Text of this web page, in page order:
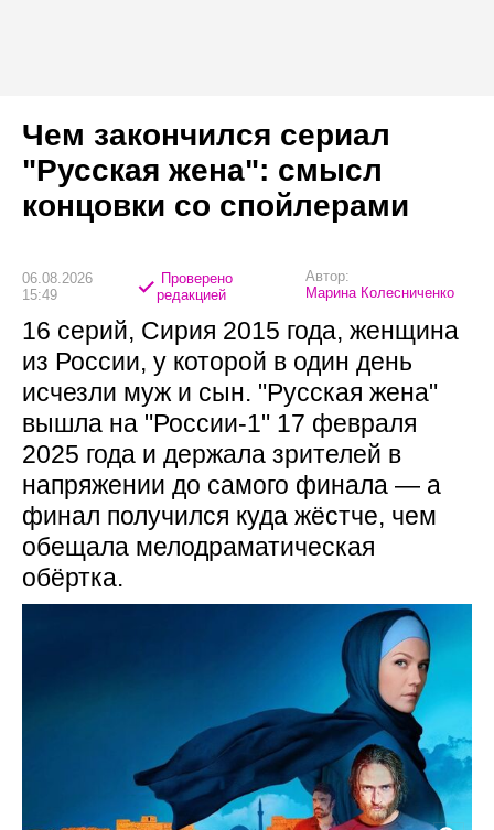
Чем закончился сериал
"Русская жена": смысл
концовки со спойлерами
06.08.2026
15:49
Проверено
редакцией
Автор:
Марина Колесниченко
16 серий, Сирия 2015 года, женщина
из России, у которой в один день
исчезли муж и сын. "Русская жена"
вышла на "России-1" 17 февраля
2025 года и держала зрителей в
напряжении до самого финала — а
финал получился куда жёстче, чем
обещала мелодраматическая
обёртка.